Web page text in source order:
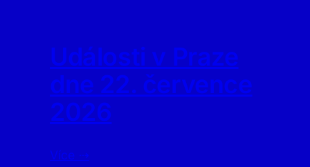
Události v Praze
dne 22. července
2026
Více ⇢